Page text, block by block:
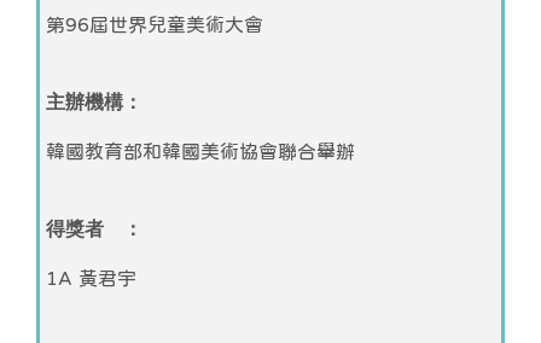
第96屆世界兒童美術大會
主辦機構：
韓國教育部和韓國美術協會聯合舉辦
得獎者 ：
1A 黃君宇